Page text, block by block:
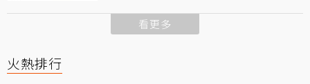
看更多
火熱排行